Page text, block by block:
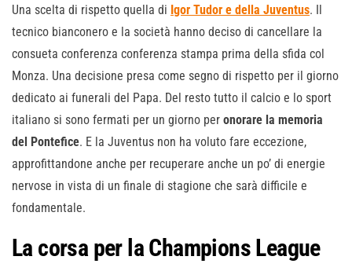
Una scelta di rispetto quella di Igor Tudor e della Juventus. Il
tecnico bianconero e la società hanno deciso di cancellare la
consueta conferenza conferenza stampa prima della sfida col
Monza. Una decisione presa come segno di rispetto per il giorno
dedicato ai funerali del Papa. Del resto tutto il calcio e lo sport
italiano si sono fermati per un giorno per onorare la memoria
del Pontefice. E la Juventus non ha voluto fare eccezione,
approfittandone anche per recuperare anche un po’ di energie
nervose in vista di un finale di stagione che sarà difficile e
fondamentale.
La corsa per la Champions League